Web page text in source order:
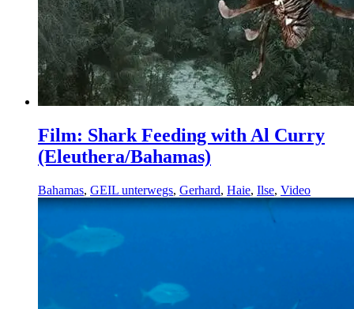
Film: Shark Feeding with Al Curry
(Eleuthera/Bahamas)
Bahamas, GEIL unterwegs, Gerhard, Haie, Ilse, Video